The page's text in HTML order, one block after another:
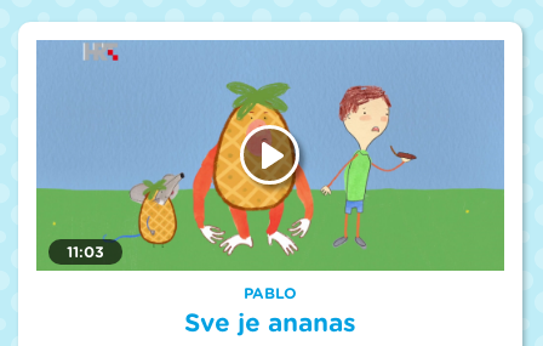
11:03
PABLO
Sve je ananas